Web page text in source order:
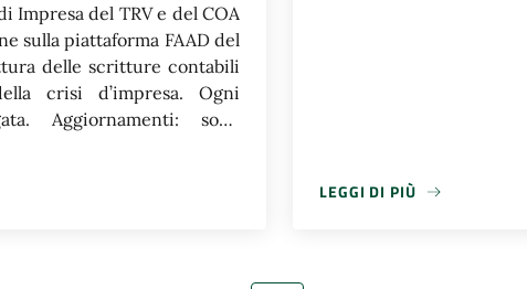
Impresa del TRV e del COA
sulla piattaforma FAAD del
delle scritture contabili
crisi d’impresa. Ogni
Aggiornamenti: sono
dall’avvocato Fransceo
LEGGI DI PIÙ
LEGGI DI PIÙ